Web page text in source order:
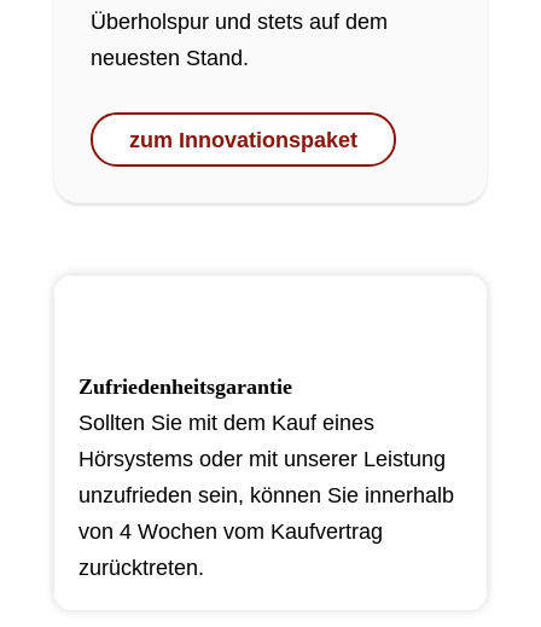
Überholspur und stets auf dem
neuesten Stand.
zum Innovationspaket
Zufriedenheitsgarantie
Sollten Sie mit dem Kauf eines
Hörsystems oder mit unserer Leistung
unzufrieden sein, können Sie innerhalb
von 4 Wochen vom Kaufvertrag
zurücktreten.